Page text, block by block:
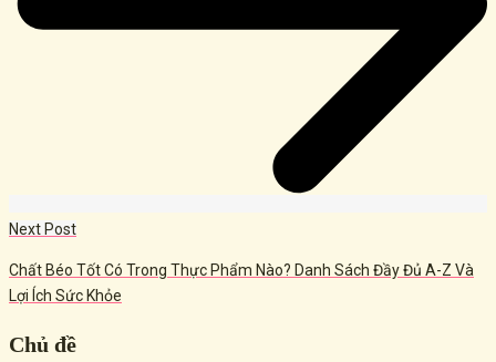
Next Post
Chất Béo Tốt Có Trong Thực Phẩm Nào? Danh Sách Đầy Đủ A-Z Và
Lợi Ích Sức Khỏe
Chủ đề